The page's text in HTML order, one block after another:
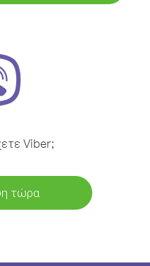
Viber;
τώρα